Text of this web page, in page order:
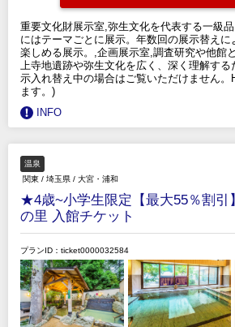
重要文化財展示室,弥生文化を代表する一級
にはテーマごとに展示。年数回の展示替えに
楽しめる展示。,企画展示室,調査研究や他館
上寺地遺跡や弥生文化を広く、深く理解する
示入れ替え中の場合はご覧いただけません。
ます。)
INFO
温泉
関東 / 埼玉県 / 大宮・浦和
★4歳~小学生限定【最大55％割引
の里 入館チケット
プランID：ticket0000032584